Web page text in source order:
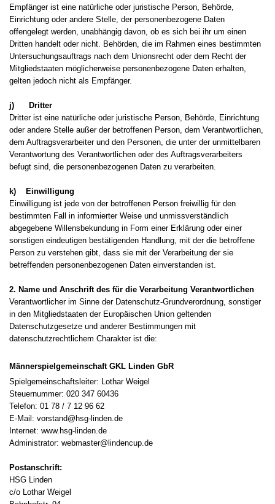
Empfänger ist eine natürliche oder juristische Person, Behörde,
Einrichtung oder andere Stelle, der personenbezogene Daten
offengelegt werden, unabhängig davon, ob es sich bei ihr um einen
Dritten handelt oder nicht. Behörden, die im Rahmen eines bestimmten
Untersuchungsauftrags nach dem Unionsrecht oder dem Recht der
Mitgliedstaaten möglicherweise personenbezogene Daten erhalten,
gelten jedoch nicht als Empfänger.
j) Dritter
Dritter ist eine natürliche oder juristische Person, Behörde, Einrichtung
oder andere Stelle außer der betroffenen Person, dem Verantwortlichen,
dem Auftragsverarbeiter und den Personen, die unter der unmittelbaren
Verantwortung des Verantwortlichen oder des Auftragsverarbeiters
befugt sind, die personenbezogenen Daten zu verarbeiten.
k) Einwilligung
Einwilligung ist jede von der betroffenen Person freiwillig für den
bestimmten Fall in informierter Weise und unmissverständlich
abgegebene Willensbekundung in Form einer Erklärung oder einer
sonstigen eindeutigen bestätigenden Handlung, mit der die betroffene
Person zu verstehen gibt, dass sie mit der Verarbeitung der sie
betreffenden personenbezogenen Daten einverstanden ist.
2. Name und Anschrift des für die Verarbeitung Verantwortlichen
Verantwortlicher im Sinne der Datenschutz-Grundverordnung, sonstiger
in den Mitgliedstaaten der Europäischen Union geltenden
Datenschutzgesetze und anderer Bestimmungen mit
datenschutzrechtlichem Charakter ist die:
Männerspielgemeinschaft GKL Linden GbR
Spielgemeinschaftsleiter: Lothar Weigel
Steuernummer: 020 347 60436
Telefon: 01 78 / 7 12 96 62
E-Mail: vorstand@hsg-linden.de
Internet: www.hsg-linden.de
Administrator: webmaster@lindencup.de
Postanschrift:
HSG Linden
c/o Lothar Weigel